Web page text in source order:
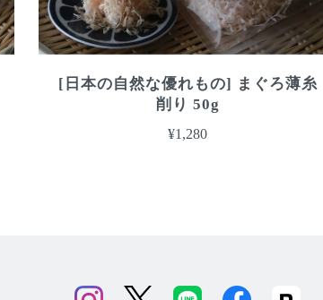
[日本の自然な優れもの] まぐろ薄糸
削り 50g
¥1,280